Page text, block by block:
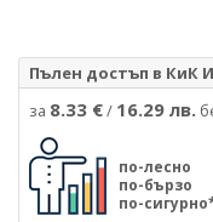
Пълен достъп в КиК
за 8.33 €/ 16.29 лв.
по-лесно
по-бързо
по-